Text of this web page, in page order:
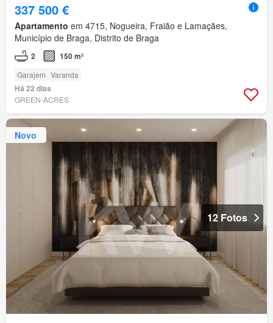
337 500 €
Apartamento em 4715, Nogueira, Fraião e Lamaçães,
Município de Braga, Distrito de Braga
2 150 m²
Garajem Varanda
Há 22 dias
GREEN-ACRES
Novo
12 Fotos